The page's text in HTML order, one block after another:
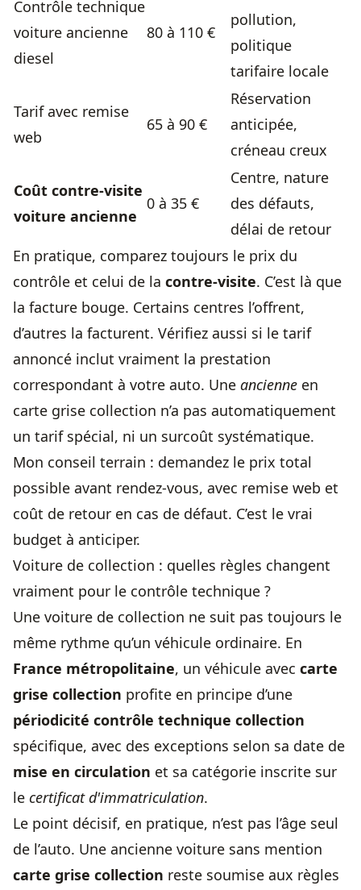
Contrôle technique
voiture ancienne
diesel
80 à 110 €
pollution,
politique
tarifaire locale
Tarif avec remise
web
65 à 90 €
Réservation
anticipée,
créneau creux
Coût contre-visite
voiture ancienne
0 à 35 €
Centre, nature
des défauts,
délai de retour
En pratique, comparez toujours le prix du
contrôle et celui de la contre-visite. C’est là que
la facture bouge. Certains centres l’offrent,
d’autres la facturent. Vérifiez aussi si le tarif
annoncé inclut vraiment la prestation
correspondant à votre auto. Une ancienne en
carte grise collection n’a pas automatiquement
un tarif spécial, ni un surcoût systématique.
Mon conseil terrain : demandez le prix total
possible avant rendez-vous, avec remise web et
coût de retour en cas de défaut. C’est le vrai
budget à anticiper.
Voiture de collection : quelles règles changent
vraiment pour le contrôle technique ?
Une voiture de collection ne suit pas toujours le
même rythme qu’un véhicule ordinaire. En
France métropolitaine, un véhicule avec carte
grise collection profite en principe d’une
périodicité contrôle technique collection
spécifique, avec des exceptions selon sa date de
mise en circulation et sa catégorie inscrite sur
le certificat d'immatriculation.
Le point décisif, en pratique, n’est pas l’âge seul
de l’auto. Une ancienne voiture sans mention
carte grise collection reste soumise aux règles